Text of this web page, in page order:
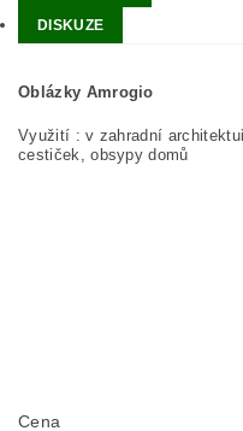
DISKUZE
Oblázky Amrogio
Využití : v zahradní
cestiček, obsypy domů
Cena